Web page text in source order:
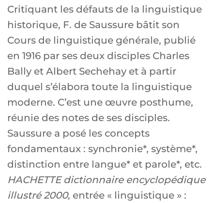
Critiquant les défauts de la linguistique
historique, F. de Saussure bâtit son
Cours de linguistique générale, publié
en 1916 par ses deux disciples Charles
Bally et Albert Sechehay et à partir
duquel s’élabora toute la linguistique
moderne. C’est une œuvre posthume,
réunie des notes de ses disciples.
Saussure a posé les concepts
fondamentaux : synchronie*, système*,
distinction entre langue* et parole*, etc.
HACHETTE dictionnaire encyclopédique
illustré 2000, entrée « linguistique » :